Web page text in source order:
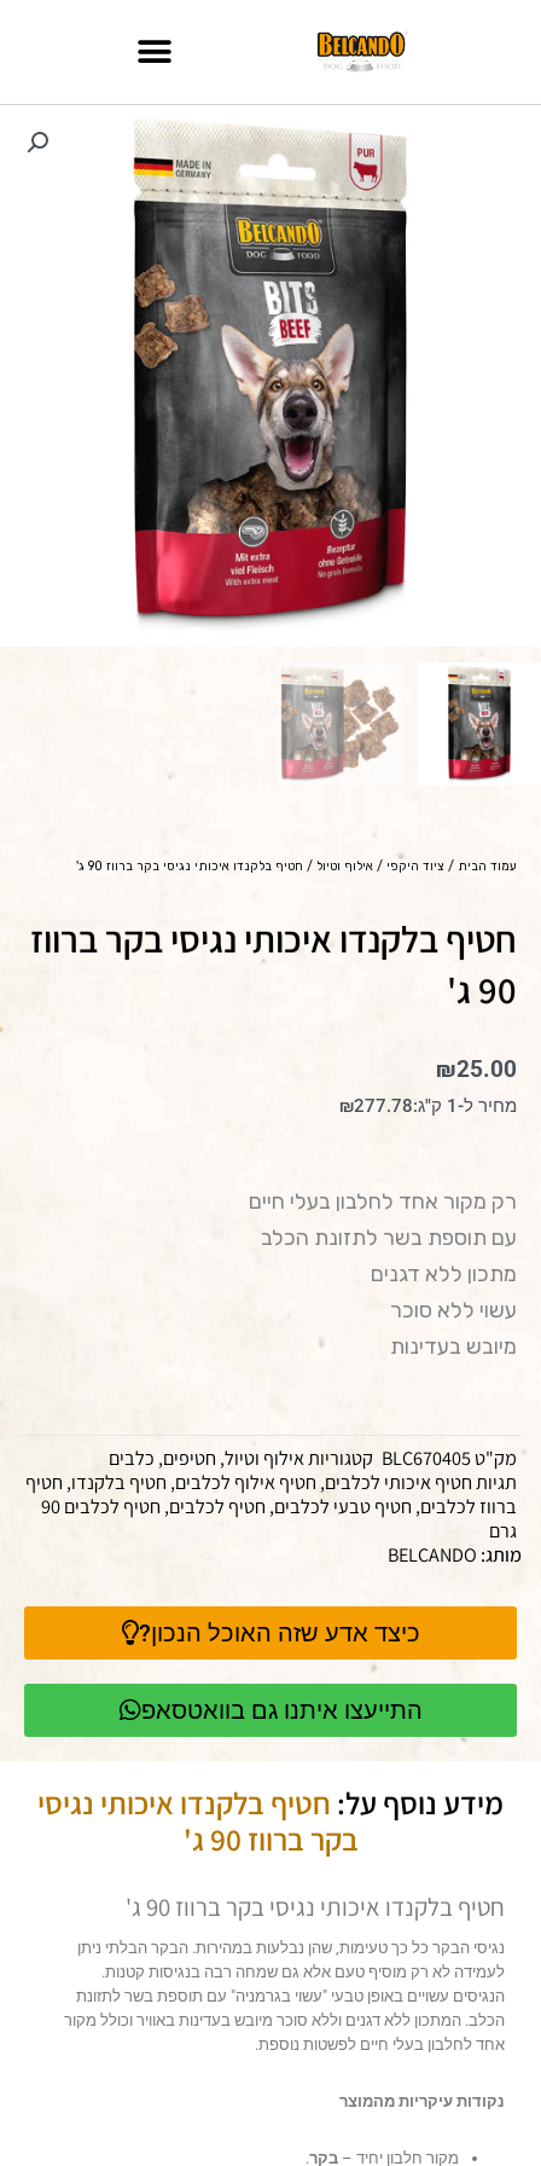
עמוד הבית / ציוד היקפי / אילוף וטיול / חטיף בלקנדו איכותי נגיסי בקר ברווז 90 ג'
חטיף בלקנדו איכותי נגיסי בקר ברווז
90 ג'
₪25.00
מחיר ל-1 ק"ג: ₪277.78
רק מקור אחד לחלבון בעלי חיים
עם תוספת בשר לתזונת הכלב
מתכון ללא דגנים
עשוי ללא סוכר
מיובש בעדינות
מק"טBLC670405 קטגוריותאילוף וטיול, חטיפים, כלבים
תגיותחטיף איכותי לכלבים, חטיף אילוף לכלבים, חטיף בלקנדו, חטיף
ברווז לכלבים, חטיף טבעי לכלבים, חטיף לכלבים,
חטיף לכלבים 90
גרם
מותג: BELCANDO
כיצד אדע שזה האוכל הנכון?
התייעצו איתנו גם בוואטסאפ
מידע נוסף על: חטיף בלקנדו איכותי נגיסי
בקר ברווז 90 ג'
חטיף בלקנדו איכותי נגיסי בקר ברווז 90 ג'
נגיסי הבקר כל כך טעימות, שהן נבלעות במהירות. הבקר הבלתי ניתן
לעמידה לא רק מוסיף טעם אלא גם שמחה רבה בנגיסות קטנות.
הנגיסים עשויים באופן טבעי "עשוי בגרמניה" עם תוספת בשר לתזונת
הכלב. המתכון ללא דגנים וללא סוכר מיובש בעדינות באוויר וכולל מקור
אחד לחלבון בעלי חיים לפשטות נוספת.
נקודות עיקריות מהמוצר
מקור חלבון יחיד –בקר.